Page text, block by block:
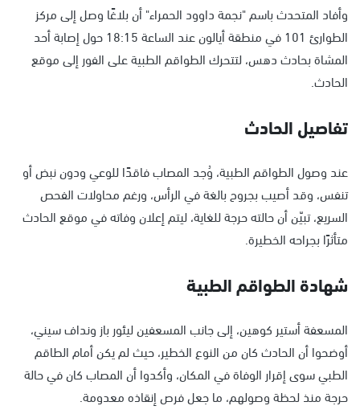
وأفاد المتحدث باسم "نجمة داوود الحمراء" أن بلاغًا وصل إلى مركز
الطوارئ 101 في منطقة أيالون عند الساعة 18:15 حول إصابة أحد
المشاة بحادث دهس، لتتحرك الطواقم الطبية على الفور إلى موقع
الحادث.
تفاصيل الحادث
عند وصول الطواقم الطبية، وُجد المصاب فاقدًا للوعي ودون نبض أو
تنفس، وقد أصيب بجروح بالغة في الرأس، ورغم محاولات الفحص
السريع، تبيّن أن حالته حرجة للغاية، ليتم إعلان وفاته في موقع الحادث
متأثرًا بجراحه الخطيرة.
شهادة الطواقم الطبية
المسعفة أستير كوهين، إلى جانب المسعفين ليئور باز ونداف سيني،
أوضحوا أن الحادث كان من النوع الخطير، حيث لم يكن أمام الطاقم
الطبي سوى إقرار الوفاة في المكان، وأكدوا أن المصاب كان في حالة
حرجة منذ لحظة وصولهم، ما جعل فرص إنقاذه معدومة.